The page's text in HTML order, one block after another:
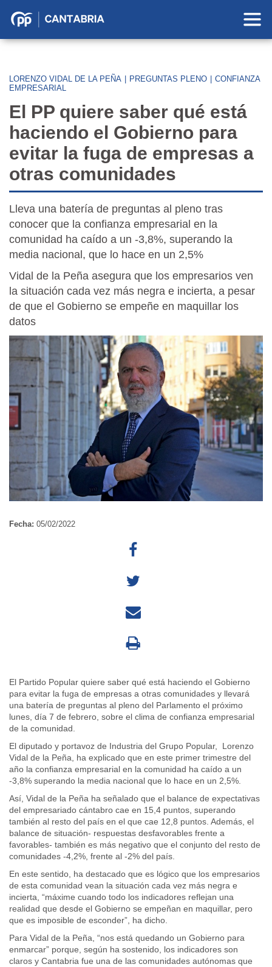
Partido
Cantabria
LORENZO VIDAL DE LA PEÑA PREGUNTAS PLENO
CONFIANZA
EMPRESARIAL
El PP quiere saber qué está
haciendo el Gobierno para
evitar la fuga de empresas a
otras comunidades
Lleva una batería de preguntas al pleno tras
conocer que la confianza empresarial en la
comunidad ha caído a un -3,8%, superando la
media nacional, que lo hace en un 2,5%
Vidal de la Peña asegura que los empresarios ven
la situación cada vez más negra e incierta, a pesar
de que el Gobierno se empeñe en maquillar los
datos
Fecha: 05/02/2022
El Partido Popular quiere saber qué está haciendo el Gobierno
para evitar la fuga de empresas a otras comunidades y llevará
una batería de preguntas al pleno del Parlamento el próximo
lunes, día 7 de febrero, sobre el clima de confianza empresarial
de la comunidad.
El diputado y portavoz de Industria del Grupo Popular, Lorenzo
Vidal de la Peña, ha explicado que en este primer trimestre del
año la confianza empresarial en la comunidad ha caído a un
-3,8% superando la media nacional que lo hace en un 2,5%.
Así, Vidal de la Peña ha señalado que el balance de expectativas
del empresariado cántabro cae en 15,4 puntos, superando
también al resto del país en el que cae 12,8 puntos. Además, el
balance de situación- respuestas desfavorables frente a
favorables- también es más negativo que el conjunto del resto de
comunidades -4,2%, frente al -2% del país.
En este sentido, ha destacado que es lógico que los empresarios
de esta comunidad vean la situación cada vez más negra e
incierta, “máxime cuando todo los indicadores reflejan una
realidad que desde el Gobierno se empeñan en maquillar, pero
que es imposible de esconder”, ha dicho.
Para Vidal de la Peña, “nos está quedando un Gobierno para
enmarcar” porque, según ha sostenido, los indicadores son
claros y Cantabria fue una de las comunidades autónomas que